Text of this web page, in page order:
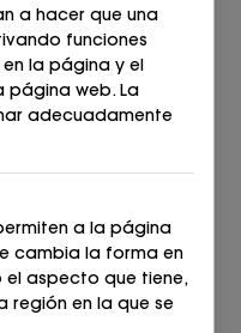
ANTIFAS ANTE
006 Camoscio ma
189,00€
€
a hacer que una
funciones
la página y el
página web. La
adecuadamente
a la página
cambia la forma en
aspecto que tiene,
región en la que se